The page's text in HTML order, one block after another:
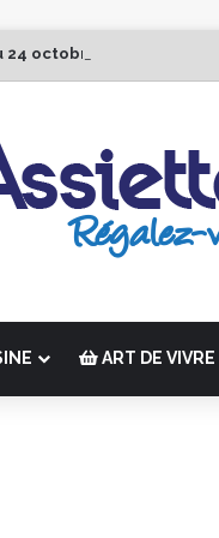
24 octobre 2026
ART DE VIVRE